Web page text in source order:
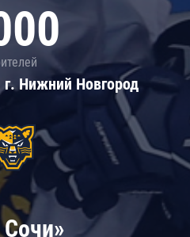
Нижний Новгород